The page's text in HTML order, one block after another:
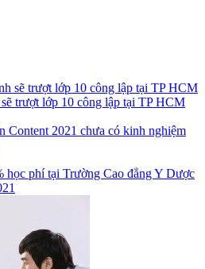
trượt lớp 10 công lập tại TP HCM
Content 2021 chưa có kinh nghiệm
học phí tại Trường Cao đẳng Y Dược